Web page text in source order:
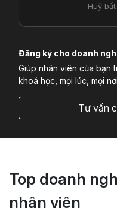
Huỷ
Đăng ký cho doanh
Giúp nhân viên của bạn
khoá học, mọi lúc, mọi nơi
Tư vấn
Top doanh
nhân viên